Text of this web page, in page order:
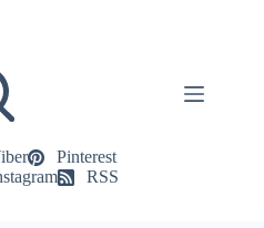
Pinterest
RSS